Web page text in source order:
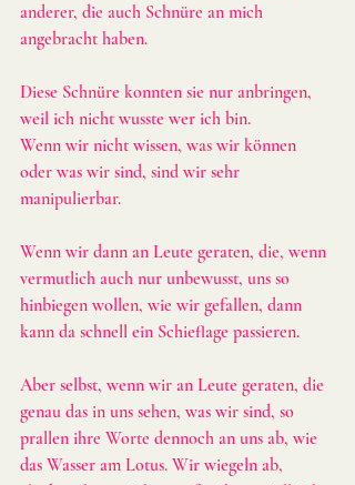
anderer, die auch Schnüre an mich
angebracht haben.
Diese Schnüre konnten sie nur anbringen,
weil ich nicht wusste wer ich bin.
Wenn wir nicht wissen, was wir können
oder was wir sind, sind wir sehr
manipulierbar.
Wenn wir dann an Leute geraten, die, wenn
vermutlich auch nur unbewusst, uns so
hinbiegen wollen, wie wir gefallen, dann
kann da schnell ein Schieflage passieren.
Aber selbst, wenn wir an Leute geraten, die
genau das in uns sehen, was wir sind, so
prallen ihre Worte dennoch an uns ab, wie
das Wasser am Lotus. Wir wiegeln ab,